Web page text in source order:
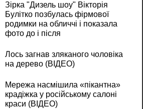
Зірка "Дизель шоу" Вікторія
Булітко позбулась фірмової
родимки на обличчі і показала
фото до і після
Лось загнав зляканого чоловіка
на дерево (ВІДЕО)
Мережа насмішила «пікантна»
крадіжка у російському салоні
краси (ВІДЕО)